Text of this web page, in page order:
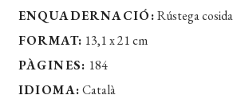
ENQUADERNACIÓ:Rústega cosida
FORMAT: 13,1 x 21 cm
PÀGINES: 184
IDIOMA:Català